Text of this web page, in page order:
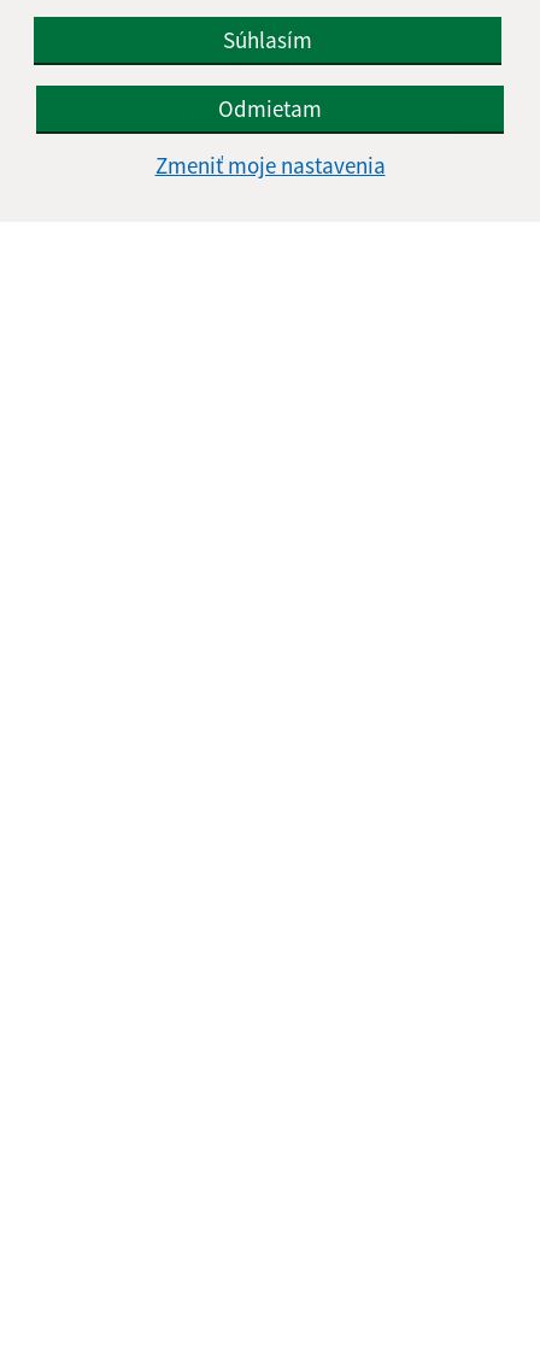
Súhlasím
Odmietam
Zmeniť moje nastavenia
Kontakt:
Obecný úrad Davidov
Davidov 182
093 03 Vranov nad Topľou